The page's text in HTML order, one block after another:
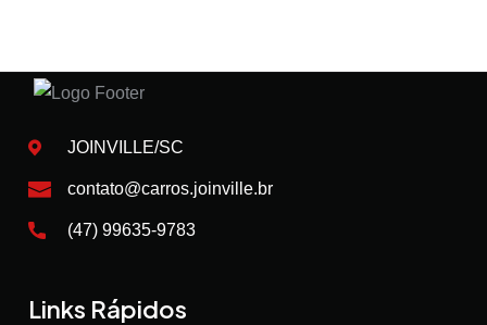
JOINVILLE/SC
contato@carros.joinville.br
(47) 99635-9783
Links Rápidos